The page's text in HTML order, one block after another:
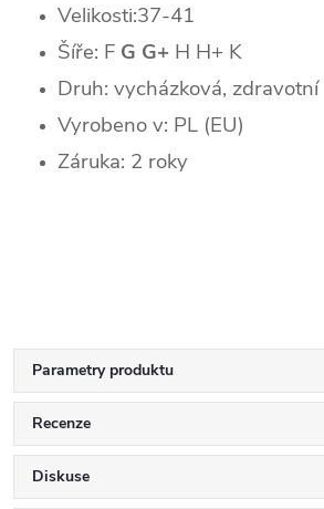
Velikosti:37-41
Šíře: F G G+ H H+ K
Druh: vycházková, zdravotní
Vyrobeno v: PL (EU)
Záruka: 2 roky
Parametry produktu
Recenze
Diskuse